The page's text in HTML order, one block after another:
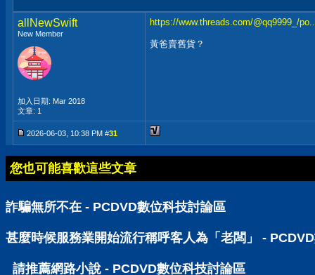
allNewSwift
New Member
加入日期: Mar 2018
文章: 1
https://www.threads.com/@qq9999_/
黃爸賣舊貨？
2026-06-03, 10:38 PM #31
您也可能喜歡這些文章
詐騙無所不在 - PCDVD數位科技討論區
甚麼時候服務業開始流行稱呼客人為「老闆」 -
請推薦網路小說 - PCDVD數位科技討論區